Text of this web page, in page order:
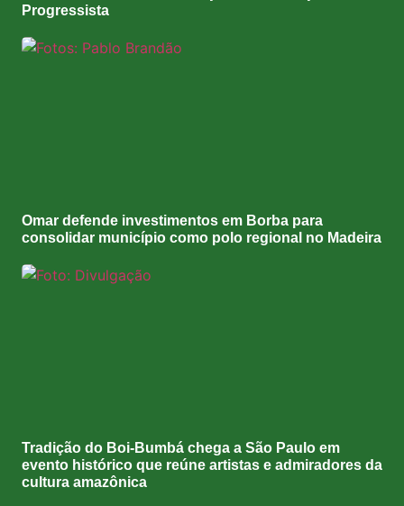
Progressista
Omar defende investimentos em Borba para
consolidar município como polo regional no Madeira
Tradição do Boi-Bumbá chega a São Paulo em
evento histórico que reúne artistas e admiradores da
cultura amazônica